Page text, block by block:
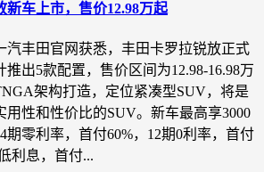
新车上市，售价12.98万起
汽丰田官网获悉，丰田卡罗拉锐放正式
推出5款配置，售价区间为12.98-16.98万
架构打造，定位紧凑型SUV，将是
用性和性价比的SUV。新车最高享3000
期零利率，首付60%，12期0利率，首付
利息，首付...